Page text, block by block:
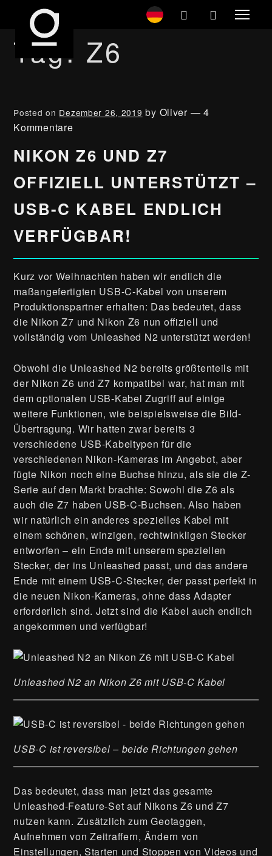
Tag: Z6
Posted on Dezember 26, 2019 by Oliver —4
Kommentare
NIKON Z6 UND Z7
OFFIZIELL UNTERSTÜTZT –
USB-C KABEL ENDLICH
VERFÜGBAR!
Kurz vor Weihnachten haben wir endlich die
maßangefertigten USB-C-Kabel von unserem
Produktionspartner erhalten: Das bedeutet, dass
die Nikon Z7 und Nikon Z6 nun offiziell und
vollständig vom Unleashed N2 unterstützt werden!
Obwohl die Unleashed N2 bereits größtenteils mit
der Nikon Z6 und Z7 kompatibel war, hat man mit
dem optionalen USB-Kabel Zugriff auf einige
weitere Funktionen, wie beispielsweise die Bild-
Übertragung. Wir hatten zwar bereits 3
verschiedene USB-Kabeltypen für die
verschiedenen Nikon-Kameras im Angebot, aber
fügte Nikon noch eine Buchse hinzu, als sie die Z-
Serie auf den Markt brachte: Sowohl die Z6 als
auch die Z7 haben USB-C-Buchsen. Also haben
wir natürlich ein anderes spezielles Kabel mit
einem schönen, winzigen, rechtwinkligen Stecker
entworfen – ein Ende mit unserem speziellen
Stecker, der ins Unleashed passt, und das andere
Ende mit einem USB-C-Stecker, der passt perfekt in
die neuen Nikon-Kameras, ohne dass Adapter
erforderlich sind. Jetzt sind die Kabel auch endlich
angekommen und verfügbar!
Unleashed N2 an Nikon Z6 mit USB-C Kabel
USB-C ist reversibel – beide Richtungen gehen
Das bedeutet, dass man jetzt das gesamte
Unleashed-Feature-Set auf Nikons Z6 und Z7
nutzen kann. Zusätzlich zum Geotaggen,
Aufnehmen von Zeitraffern, Ändern von
Einstellungen, Starten und Stoppen von Videos und